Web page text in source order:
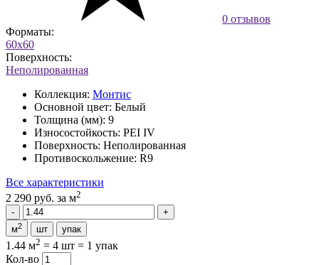
0 отзывов
Форматы:
60x60
Поверхность:
Неполированная
Коллекция: Монтис
Основной цвет: Белый
Толщина (мм): 9
Износостойкость: PEI IV
Поверхность: Неполированная
Противоскольжение: R9
Все характеристики
2 290 руб. за м2
м2 шт упак
1.44 м2 = 4 шт = 1 упак
Кол-во